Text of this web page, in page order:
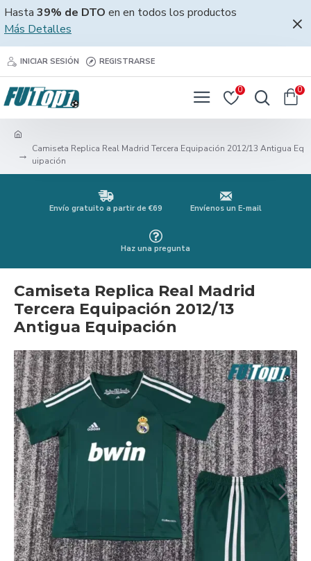
Hasta 39% de DTO en en todos los productos
Más Detalles
INICIAR SESIÓN REGISTRARSE
0 0
Camiseta Replica Real Madrid Tercera Equipación 2012/13 Antigua Eq
uipación
Envío gratuito a partir de €69 Envíenos un E-mail
Haz una pregunta
Camiseta Replica Real Madrid
Tercera Equipación 2012/13
Antigua Equipación